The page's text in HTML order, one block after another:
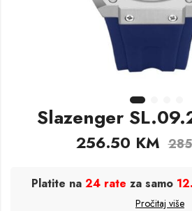
Slazenger
256.50 KM
Platite na 24 rate za samo
Pročitaj više